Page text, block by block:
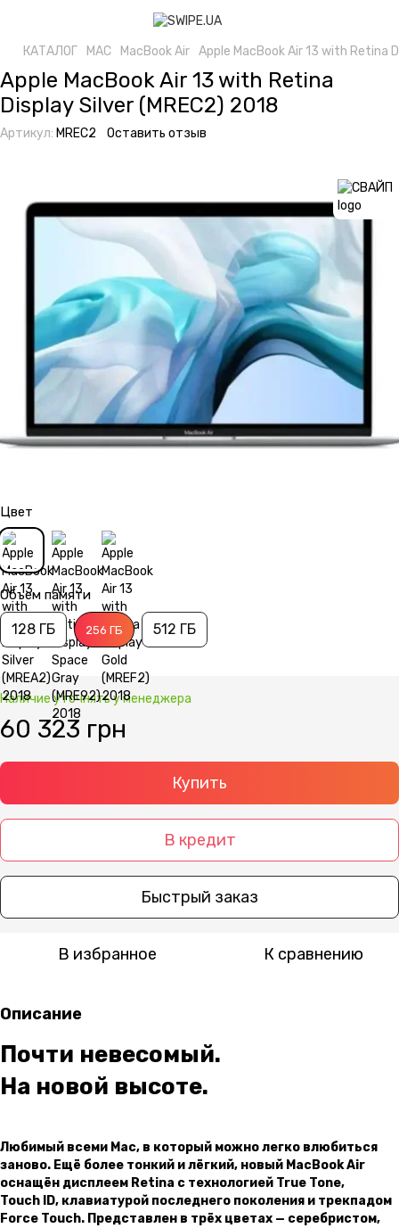
КАТАЛОГ MAC MacBook Air Apple MacBook Air 13 with Retina
Apple MacBook Air 13 with Retina
Display Silver (MREC2) 2018
Артикул: MREC2 Оставить отзыв
Цвет
Объем памяти
128 ГБ 256 ГБ 512 ГБ
Наличие уточнять у менеджера
60 323 грн
Купить
В кредит
Быстрый заказ
В избранное К сравнению
Описание
Почти невесомый.
На новой высоте.
Любимый всеми Mac, в который можно легко влюбиться
заново. Ещё более тонкий и лёгкий, новый MacBook Air
оснащён дисплеем Retina с технологией True Tone,
Touch ID, клавиатурой последнего поколения и трекпадом
Force Touch. Представлен в трёх цветах — серебристом,